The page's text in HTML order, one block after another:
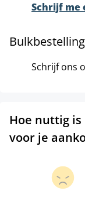
Schrijf me
Schrijf ons
Hoe nuttig is
voor je